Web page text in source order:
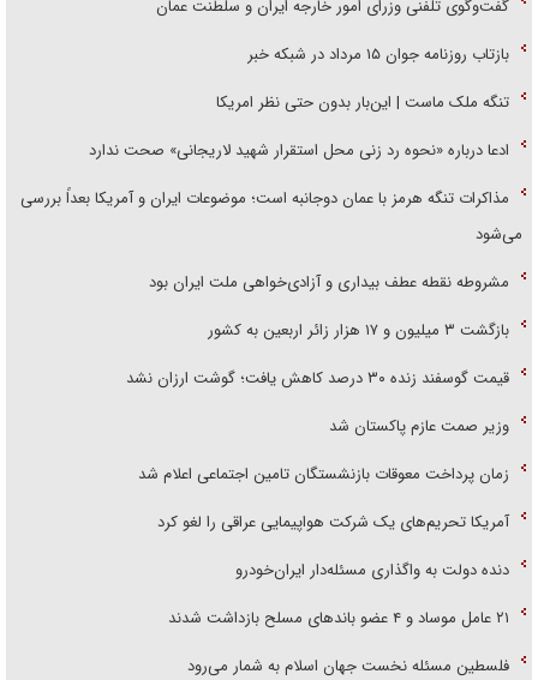
گفت‌وگوی تلفنی وزرای امور خارجه ایران و سلطنت عمان
بازتاب روزنامه جوان ۱۵ مرداد در شبکه خبر
تنگه ملک ماست | این‌بار بدون حتی نظر امریکا
ادعا درباره «نحوه رد زنی محل استقرار شهید لاریجانی» صحت ندارد
مذاکرات تنگه هرمز با عمان دوجانبه است؛ موضوعات ایران و آمریکا بعداً بررسی
می‌شود
مشروطه نقطه عطف بیداری و آزادی‌خواهی ملت ایران بود
بازگشت ۳ میلیون و ۱۷ هزار زائر اربعین به کشور
قیمت گوسفند زنده ۳۰ درصد کاهش یافت؛ گوشت ارزان نشد
وزیر صمت عازم پاکستان شد
زمان پرداخت معوقات بازنشستگان تامین اجتماعی اعلام شد
آمریکا تحریم‌های یک شرکت هواپیمایی عراقی را لغو کرد
دنده دولت به واگذاری مسئله‌دار ایران‌خودرو
۲۱ عامل موساد و ۴ عضو باند‌های مسلح بازداشت شدند
فلسطین مسئله نخست جهان اسلام به شمار می‌رود